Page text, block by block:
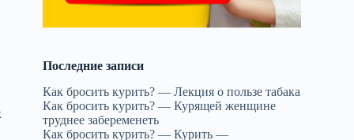
Последние записи
Как бросить курить? — Лекция о пользе табака
Как бросить курить? — Курящей женщине
труднее забеременеть
Как бросить курить? — Курить —